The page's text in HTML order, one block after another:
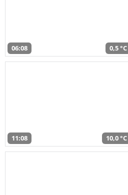
06:08 0,5 °C
11:08 10,0 °C